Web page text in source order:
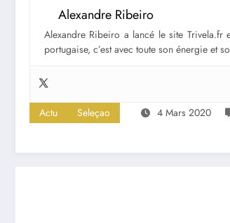
Alexandre Ribeiro
Alexandre Ribeiro a lancé le site Trivela.fr
portugaise, c’est avec toute son énergie et
Actu Seleçao 4 Mars 2020